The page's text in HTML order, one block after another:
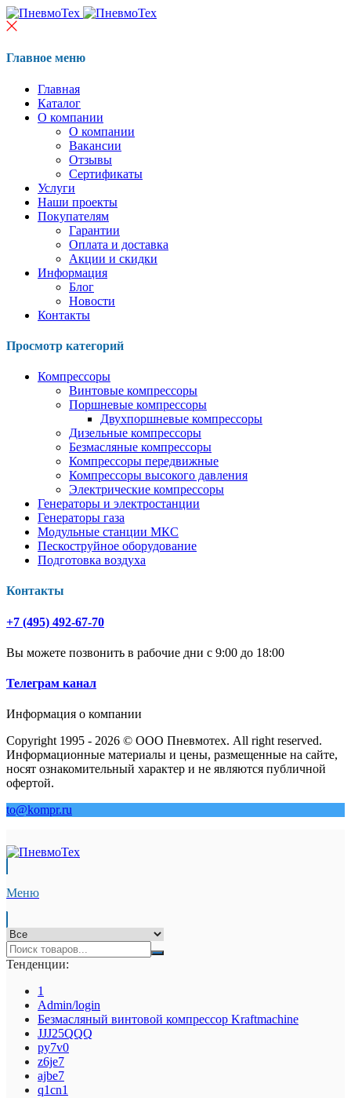
Главное меню
Главная
Каталог
О компании
О компании
Вакансии
Отзывы
Сертификаты
Услуги
Наши проекты
Покупателям
Гарантии
Оплата и доставка
Акции и скидки
Информация
Блог
Новости
Контакты
Просмотр категорий
Компрессоры
Винтовые компрессоры
Поршневые компрессоры
Двухпоршневые компрессоры
Дизельные компрессоры
Безмасляные компрессоры
Компрессоры передвижные
Компрессоры высокого давления
Электрические компрессоры
Генераторы и электростанции
Генераторы газа
Модульные станции МКС
Пескоструйное оборудование
Подготовка воздуха
Контакты
+7 (495) 492-67-70
Вы можете позвонить в рабочие дни с 9:00 до 18:00
Телеграм канал
Информация о компании
Copyright 1995 - 2026 © ООО Пневмотех. All right reserved.
Информационные материалы и цены, размещенные на сайте,
носят ознакомительный характер и не являются публичной
офертой.
to@kompr.ru
Меню
Тенденции:
1
Admin/login
Безмасляный винтовой компрессор Kraftmaсhine
JJJ25QQQ
py7v0
z6je7
ajbe7
q1cn1